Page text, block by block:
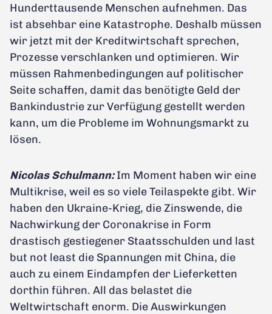
Hunderttausende Menschen aufnehmen. Das
ist absehbar eine Katastrophe. Deshalb müssen
wir jetzt mit der Kreditwirtschaft sprechen,
Prozesse verschlanken und optimieren. Wir
müssen Rahmenbedingungen auf politischer
Seite schaffen, damit das benötigte Geld der
Bankindustrie zur Verfügung gestellt werden
kann, um die Probleme im Wohnungsmarkt zu
lösen.
Nicolas Schulmann:Im Moment haben wir eine
Multikrise, weil es so viele Teilaspekte gibt. Wir
haben den Ukraine-Krieg, die Zinswende, die
Nachwirkung der Coronakrise in Form
drastisch gestiegener Staatsschulden und last
but not least die Spannungen mit China, die
auch zu einem Eindampfen der Lieferketten
dorthin führen. All das belastet die
Weltwirtschaft enorm. Die Auswirkungen